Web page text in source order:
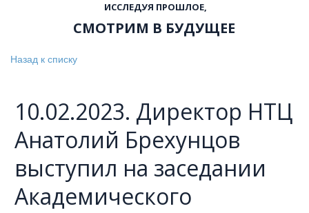
  ИССЛЕДУЯ ПРОШЛОЕ,
СМОТРИМ В БУДУЩЕЕ
Назад к списку
10.02.2023. Директор НТЦ
Анатолий Брехунцов
выступил на заседании
Академического